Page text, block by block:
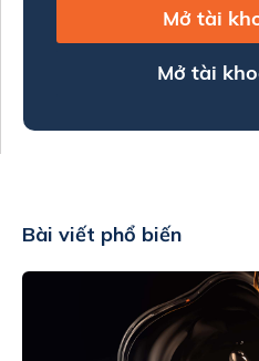
Mở tài
Mở tài
Bài viết phổ biến